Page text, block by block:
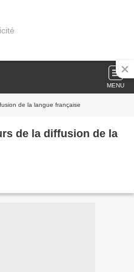
MENU
de la langue française
de la diffusion de la